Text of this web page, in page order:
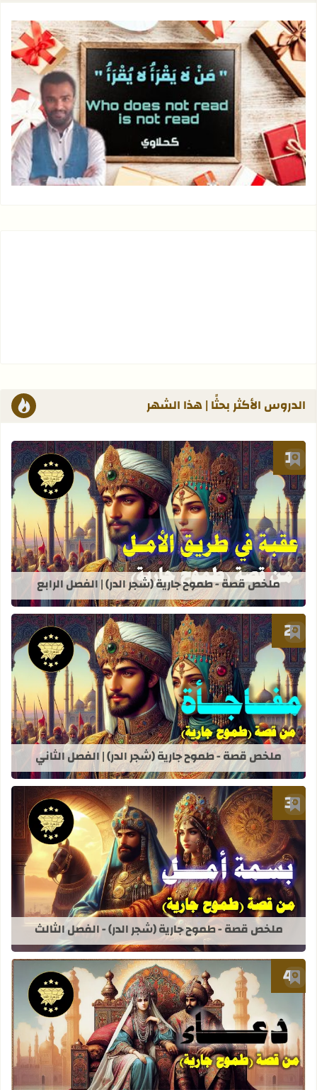
الدروس الأكثر بحثًا | هذا الشهر
أضف إلى العلامات المرجعية
قراءة المزيد عن ملخص قصة - طموح
ملخص قصة - طموح جارية (شجر الدر) | الفصل الرابع
أضف إلى العلامات المرجعية
قراءة المزيد عن ملخص قصة - طموح
ملخص قصة - طموح جارية (شجر الدر) | الفصل الثاني
أضف إلى العلامات المرجعية
قراءة المزيد عن ملخص قصة - طموح
ملخص قصة - طموح جارية (شجر الدر) - الفصل الثالث
أضف إلى العلامات المرجعية
قراءة المزيد عن ملخص قصة - طموح